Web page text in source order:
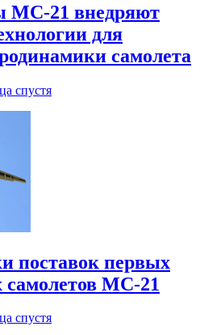
МС-21 внедряют
для
самолета
спустя
поставок первых
самолетов МС-21
спустя